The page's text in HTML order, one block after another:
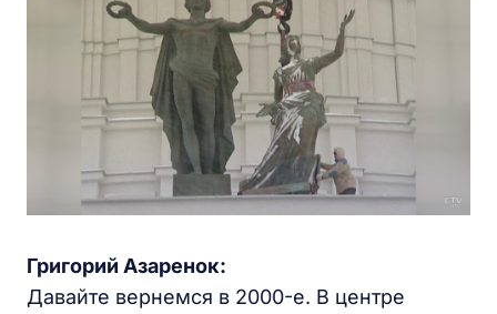
Григорий Азаренок:
Давайте вернемся в 2000-е. В центре